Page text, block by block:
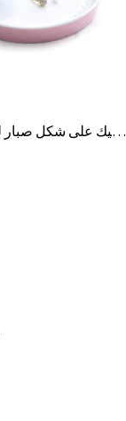
حامل مجوهرات على شكل خاتم من السيراميك على شكل صبار للبيع بالجملة